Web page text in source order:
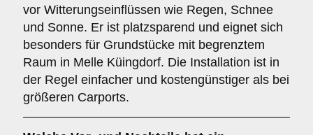
vor Witterungseinflüssen wie Regen, Schnee
und Sonne. Er ist platzsparend und eignet sich
besonders für Grundstücke mit begrenztem
Raum in Melle Küingdorf. Die Installation ist in
der Regel einfacher und kostengünstiger als bei
größeren Carports.